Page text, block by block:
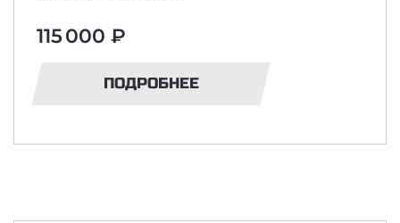
115 000 ₽
ПОДРОБНЕЕ